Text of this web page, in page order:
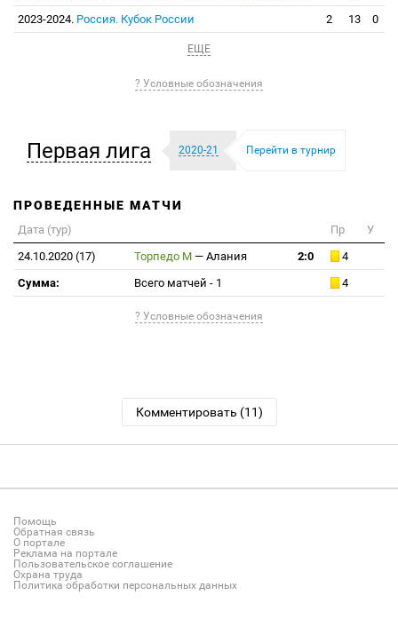
2023-2024. Россия. Кубок России 2 13 0
ЕЩЕ
? Условные обозначения
Первая лига 2020-21 Перейти в турнир
ПРОВЕДЕННЫЕ МАТЧИ
Дата (тур) Пр
У
24.10.2020 (17)
Торпедо М — Алания 2:0
4
Сумма:
Всего матчей - 1 4
? Условные обозначения
Комментировать (11)
Помощь
Обратная связь
О портале
Реклама на портале
Пользовательское соглашение
Охрана труда
Политика обработки персональных данных